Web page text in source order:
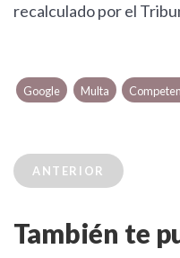
recalculado por el
Google Multa
ANTERIOR
También te